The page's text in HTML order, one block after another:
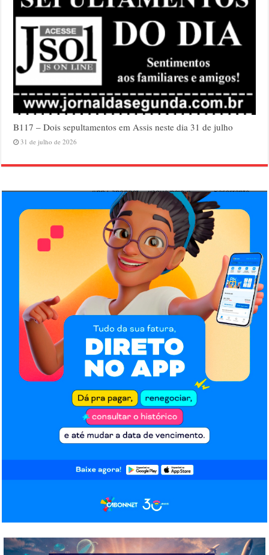
B117 – Dois sepultamentos em Assis neste dia 31 de julho
31 de julho de 2026